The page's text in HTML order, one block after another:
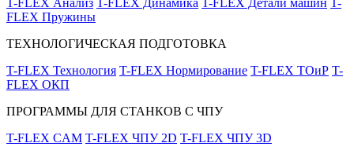
T-FLEX Анализ T-FLEX Динамика T-FLEX Детали машин T-
FLEX Пружины
ТЕХНОЛОГИЧЕСКАЯ ПОДГОТОВКА
T-FLEX Технология T-FLEX Нормирование T-FLEX ТОиР T-
FLEX ОКП
ПРОГРАММЫ ДЛЯ СТАНКОВ С ЧПУ
T-FLEX CAM T-FLEX ЧПУ 2D T-FLEX ЧПУ 3D